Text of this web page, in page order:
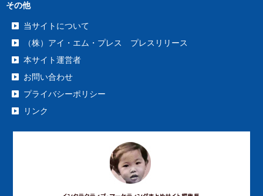
その他
当サイトについて
（株）アイ・エム・プレス プレスリリース
本サイト運営者
お問い合わせ
プライバシーポリシー
リンク